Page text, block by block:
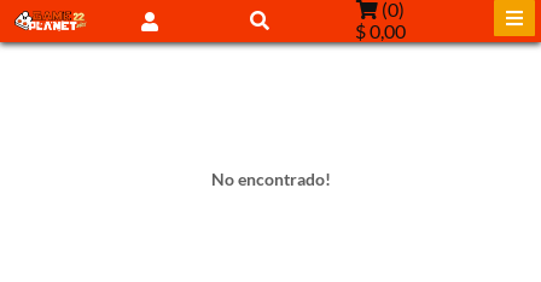
(0)
$ 0,00
No encontrado!